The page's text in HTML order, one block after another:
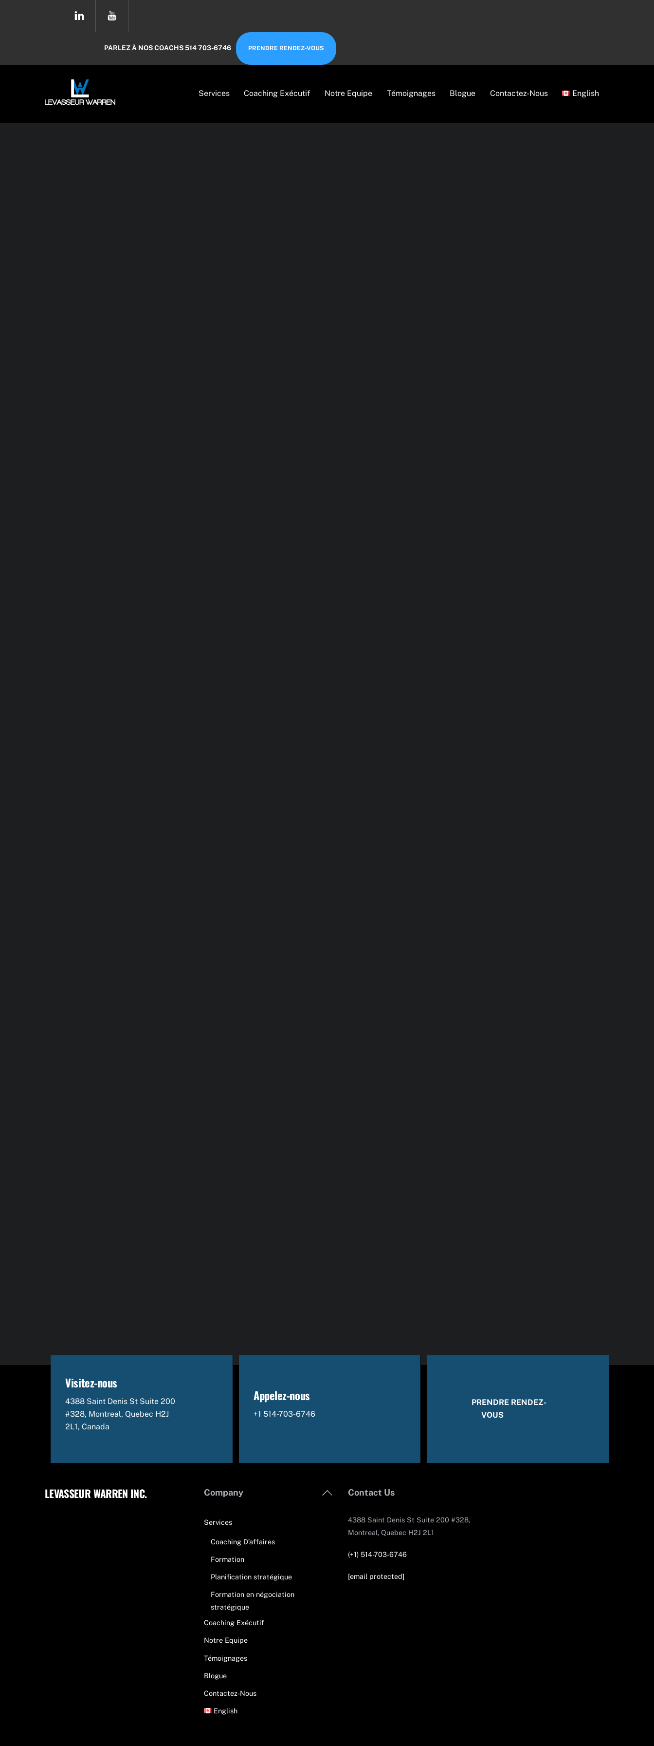
PARLEZ À NOS COACHS 514 703-6746 PRENDRE RENDEZ-VOUS
Services Coaching Exécutif Notre Equipe Témoignages Blogue Contactez-Nous English
Visitez-nous
4388 Saint Denis St Suite 200
#328, Montreal, Quebec H2J
2L1, Canada
Appelez-nous
+1 514-703-6746
PRENDRE RENDEZ-
VOUS
Back
LEVASSEUR WARREN INC. Company
Services
Coaching D’affaires
Formation
Planification stratégique
Formation en négociation
stratégique
Coaching Exécutif
Notre Equipe
Témoignages
Blogue
Contactez-Nous
English
Contact Us
4388 Saint Denis St Suite 200 #328,
Montreal, Quebec H2J 2L1
(+1) 514-703-6746
[email protected]